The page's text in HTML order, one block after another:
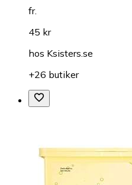
fr.
45 kr
hos Ksisters.se
+26 butiker